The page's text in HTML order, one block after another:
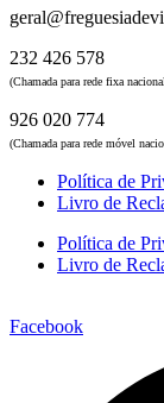
232 426 578
(Chamada para rede fixa
926 020 774
(Chamada para rede móvel
Política de
Livro de
Política de
Livro de
Facebook